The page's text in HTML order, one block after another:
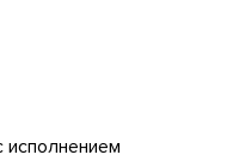
исполнением